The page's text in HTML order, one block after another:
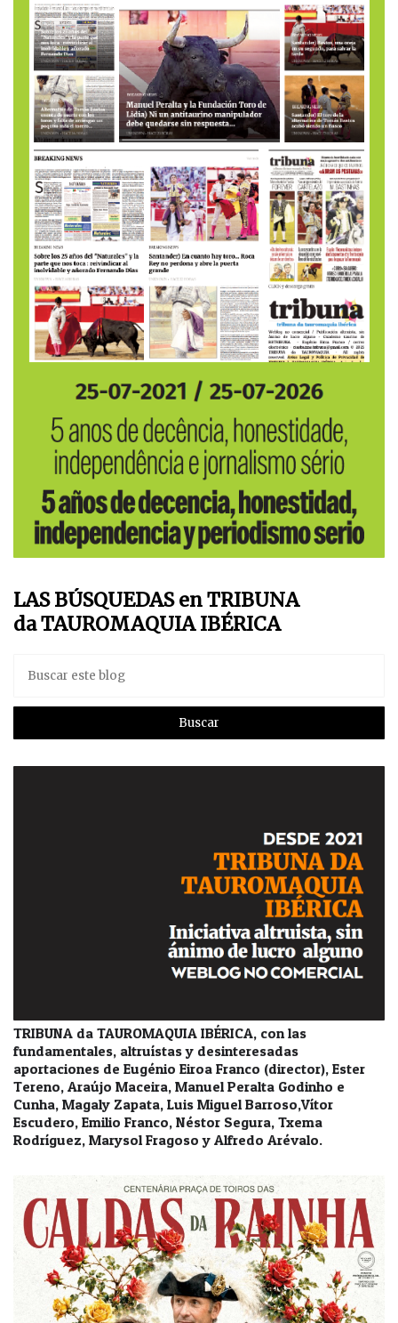
LAS BÚSQUEDAS en TRIBUNA
da TAUROMAQUIA IBÉRICA
TRIBUNA da TAUROMAQUIA IBÉRICA, con las
fundamentales, altruístas y desinteresadas
aportaciones de Eugénio Eiroa Franco (director), Ester
Tereno, Araújo Maceira, Manuel Peralta Godinho e
Cunha, Magaly Zapata, Luis Miguel Barroso,Vítor
Escudero, Emilio Franco, Néstor Segura, Txema
Rodríguez, Marysol Fragoso y Alfredo Arévalo.